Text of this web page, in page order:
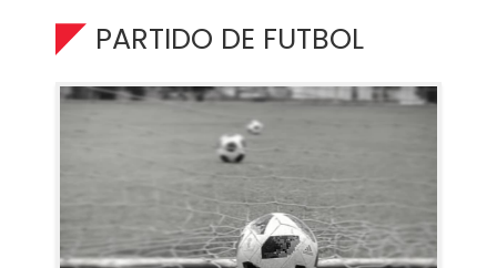
PARTIDO DE FUTBOL